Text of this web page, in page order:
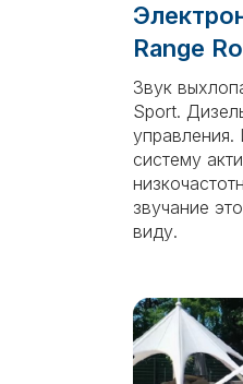
Range
Звук
Sport.
управления.
систему
звучание
виду.